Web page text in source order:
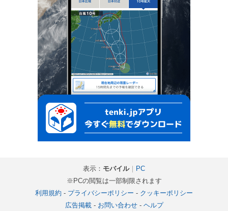
表示： モバイル｜ PC
※PCの閲覧は一部制限されます
利用規約 - プライバシーポリシー - クッキーポリシー
広告掲載- お問い合わせ- ヘルプ